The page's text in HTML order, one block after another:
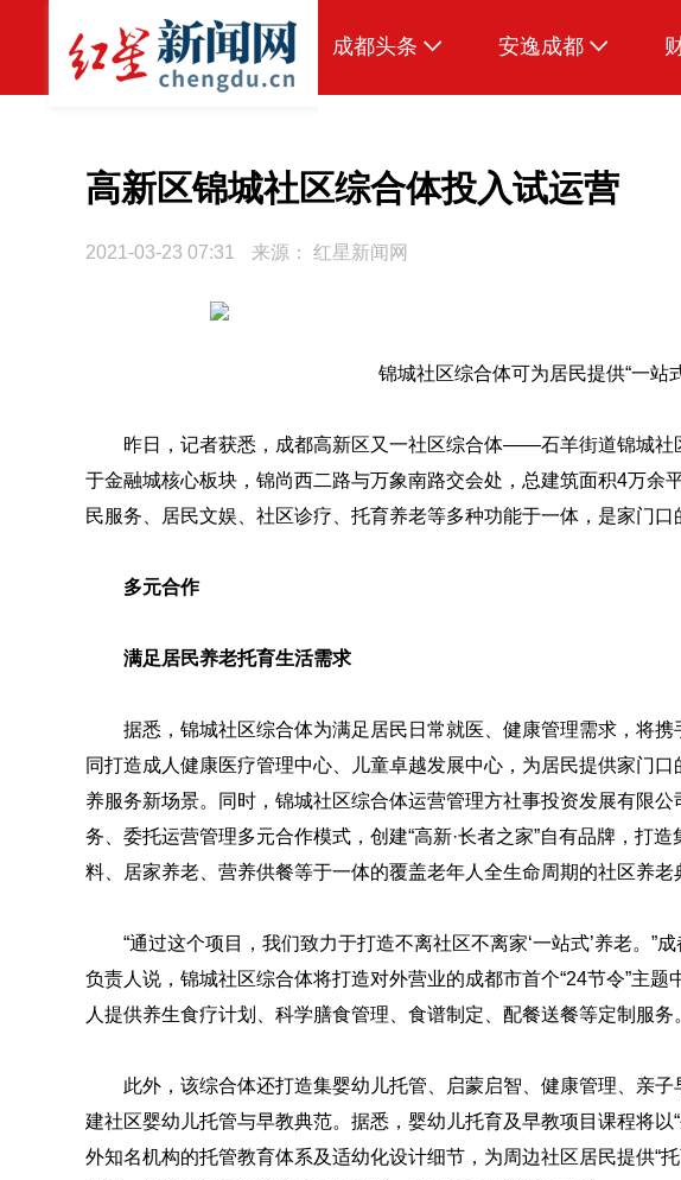
成都头条
本地
热点专题
公示
安逸成都
美食
高新区锦城社区综合体投入试运营
2021-03-23 07:31 来源： 红星新闻网
锦城社区综合体可为居民提供“一站
昨日，记者获悉，成都高新区又一社区综合体——石羊街道锦城社
于金融城核心板块，锦尚西二路与万象南路交会处，总建筑面积4万余
民服务、居民文娱、社区诊疗、托育养老等多种功能于一体，是家门口
多元合作
满足居民养老托育生活需求
据悉，锦城社区综合体为满足居民日常就医、健康管理需求，将
同打造成人健康医疗管理中心、儿童卓越发展中心，为居民提供家门
养服务新场景。同时，锦城社区综合体运营管理方社事投资发展有限
务、委托运营管理多元合作模式，创建“高新·长者之家”自有品牌，打
料、居家养老、营养供餐等于一体的覆盖老年人全生命周期的社区养老
“通过这个项目，我们致力于打造不离社区不离家‘一站式’养老。”
负责人说，锦城社区综合体将打造对外营业的成都市首个“24节令”主
人提供养生食疗计划、科学膳食管理、食谱制定、配餐送餐等定制服务
此外，该综合体还打造集婴幼儿托管、启蒙启智、健康管理、亲
建社区婴幼儿托管与早教典范。据悉，婴幼儿托育及早教项目课程将以
外知名机构的托管教育体系及适幼化设计细节，为周边社区居民提供“